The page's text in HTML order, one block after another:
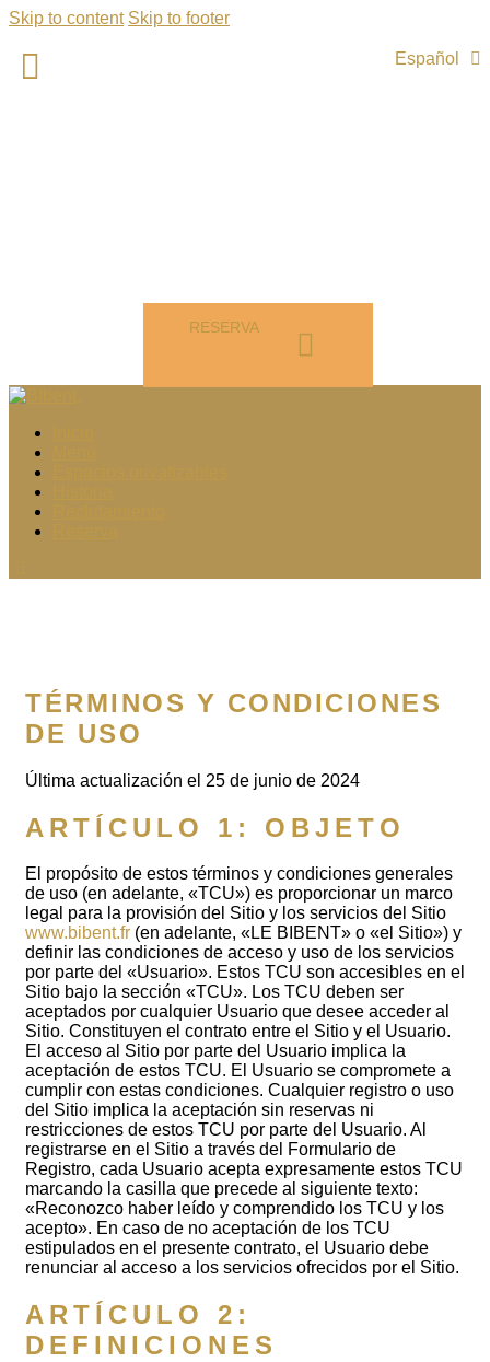
Skip to content Skip to footer
Español
English
RESERVA
TÉRMINOS Y CONDICIONES
DE USO
Última actualización el 25 de junio de 2024
ARTÍCULO 1: OBJETO
El propósito de estos términos y condiciones generales
de uso (en adelante, «TCU») es proporcionar un marco
legal para la provisión del Sitio y los servicios del Sitio
www.bibent.fr (en adelante, «LE BIBENT» o «el Sitio») y
definir las condiciones de acceso y uso de los servicios
por parte del «Usuario». Estos TCU son accesibles en el
Sitio bajo la sección «TCU». Los TCU deben ser
aceptados por cualquier Usuario que desee acceder al
Sitio. Constituyen el contrato entre el Sitio y el Usuario.
El acceso al Sitio por parte del Usuario implica la
aceptación de estos TCU. El Usuario se compromete a
cumplir con estas condiciones. Cualquier registro o uso
del Sitio implica la aceptación sin reservas ni
restricciones de estos TCU por parte del Usuario. Al
registrarse en el Sitio a través del Formulario de
Registro, cada Usuario acepta expresamente estos TCU
marcando la casilla que precede al siguiente texto:
«Reconozco haber leído y comprendido los TCU y los
acepto». En caso de no aceptación de los TCU
estipulados en el presente contrato, el Usuario debe
renunciar al acceso a los servicios ofrecidos por el Sitio.
ARTÍCULO 2:
DEFINICIONES